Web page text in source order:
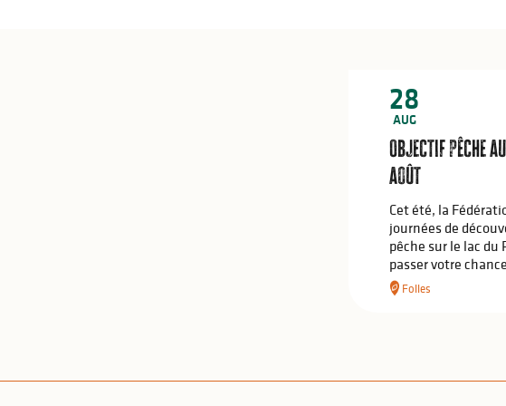
28
AUG
Objectif pêche
août
Cet été, la
journées de
pêche sur le lac du
passer votre
Folles